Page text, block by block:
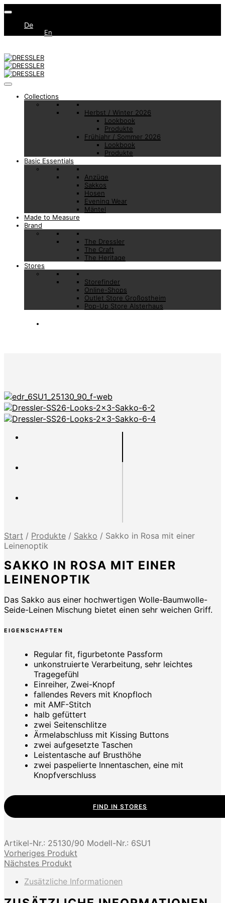
De
En
Collections
Herbst / Winter 2026
Lookbook
Produkte
Frühjahr / Sommer 2026
Lookbook
Produkte
Basic Essentials
Anzüge
Sakkos
Hosen
Evening Wear
Mäntel
Made to Measure
Brand
The Dressler
The Craft
The Heritage
Stores
Storefinder
Online-Shops
Outlet Store Großostheim
Pop-Up Store Alsterhaus
Start / Produkte / Sakko / Sakko in Rosa mit einer
Leinenoptik
SAKKO IN ROSA MIT EINER
LEINENOPTIK
Das Sakko aus einer hochwertigen Wolle-Baumwolle-
Seide-Leinen Mischung bietet einen sehr weichen Griff.
EIGENSCHAFTEN
Regular fit, figurbetonte Passform
unkonstruierte Verarbeitung, sehr leichtes
Tragegefühl
Einreiher, Zwei-Knopf
fallendes Revers mit Knopfloch
mit AMF-Stitch
halb gefüttert
zwei Seitenschlitze
Ärmelabschluss mit Kissing Buttons
zwei aufgesetzte Taschen
Leistentasche auf Brusthöhe
zwei paspelierte Innentaschen, eine mit
Knopfverschluss
FIND IN STORES
Artikel-Nr.: 25130/90 Modell-Nr.: 6SU1
Vorheriges Produkt
Nächstes Produkt
Zusätzliche Informationen